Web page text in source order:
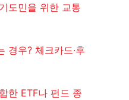
도민을 위한 교통
경우? 체크카드·후
한 ETF나 펀드 종